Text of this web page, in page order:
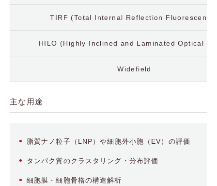
TIRF (Total Internal Reflection
HILO (Highly Inclined and Laminated Optical
Widefield
主な用途
脂質ナノ粒子（LNP）や細胞外小胞（EV）の評価
タンパク質のクラスタリング・分布評価
細胞膜・細胞骨格の構造解析